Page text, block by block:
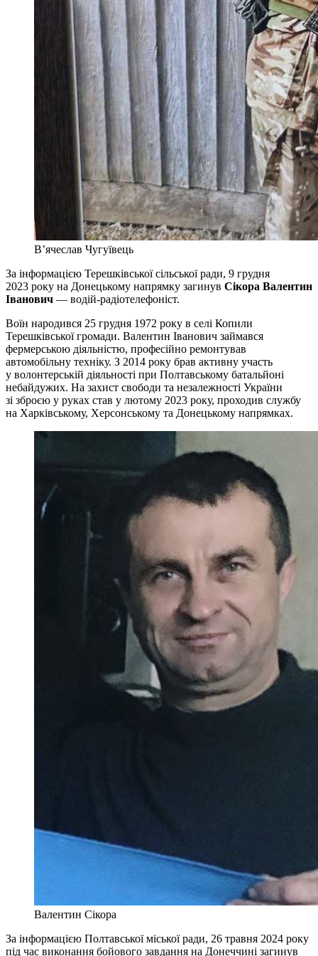
В’ячеслав Чугуївець
За інформацією Терешківської сільської ради, 9 грудня
2023 року на Донецькому напрямку загинув Сікора Валентин
Іванович — водій-радіотелефоніст.
Воїн народився 25 грудня 1972 року в селі Копили
Терешківської громади. Валентин Іванович займався
фермерською діяльністю, професійно ремонтував
автомобільну техніку. З 2014 року брав активну участь
у волонтерській діяльності при Полтавському батальйоні
небайдужих. На захист свободи та незалежності України
зі зброєю у руках став у лютому 2023 року, проходив службу
на Харківському, Херсонському та Донецькому напрямках.
Валентин Сікора
За інформацією Полтавської міської ради, 26 травня 2024 року
під час виконання бойового завдання на Донеччині загинув